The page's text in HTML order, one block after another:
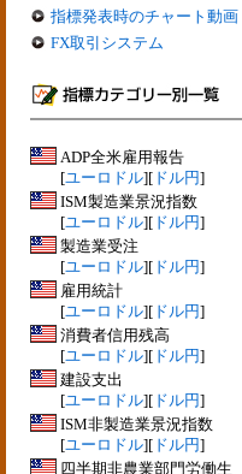
指標発表時のチャート動画
FX取引システム
ADP全米雇用報告
[ユーロドル][ ドル円]
ISM製造業景況指数
[ユーロドル][ ドル円]
製造業受注
[ユーロドル][ ドル円]
雇用統計
[ユーロドル][ ドル円]
消費者信用残高
[ユーロドル][ ドル円]
建設支出
[ユーロドル][ ドル円]
ISM非製造業景況指数
[ユーロドル][ ドル円]
四半期非農業部門労働生